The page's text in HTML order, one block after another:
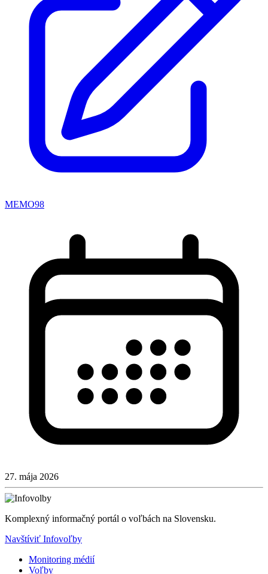
MEMO98
27. mája 2026
Komplexný informačný portál o voľbách na Slovensku.
Navštíviť Infovoľby
Monitoring médií
Voľby